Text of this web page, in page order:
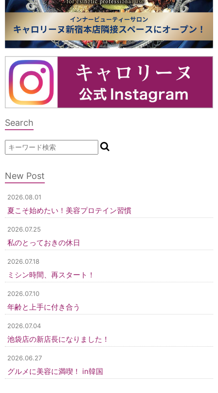
Search
New Post
2026.08.01
夏こそ始めたい！美容プロテイン習慣
2026.07.25
私のとっておきの休日
2026.07.18
ミシン時間、再スタート！
2026.07.10
年齢と上手に付き合う
2026.07.04
池袋店の新店長になりました！
2026.06.27
グルメに美容に満喫！ in韓国